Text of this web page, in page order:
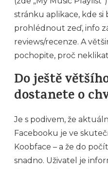
stránku aplikace, kde si
prohlédnout zeď, info
reviews/recenze. A
pochopite, proč
Do ještě
dostanete o
Je s podivem, že
Facebooku je ve
Koobface – a že do
snadno. Uživatel je